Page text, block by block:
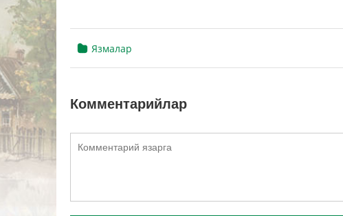
Язмалар
Комментарийлар